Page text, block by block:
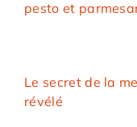
pesto et
Le secret de la
révélé